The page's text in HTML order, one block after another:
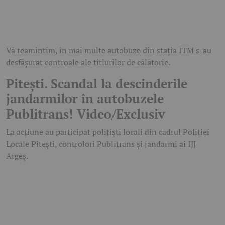
Vă reamintim, în mai multe autobuze din stația ITM s-au
desfășurat controale ale titlurilor de călătorie.
Pitești. Scandal la descinderile
jandarmilor în autobuzele
Publitrans! Video/Exclusiv
La acțiune au participat polițiști locali din cadrul Poliției
Locale Pitești, controlori Publitrans și jandarmi ai IJJ
Argeș.